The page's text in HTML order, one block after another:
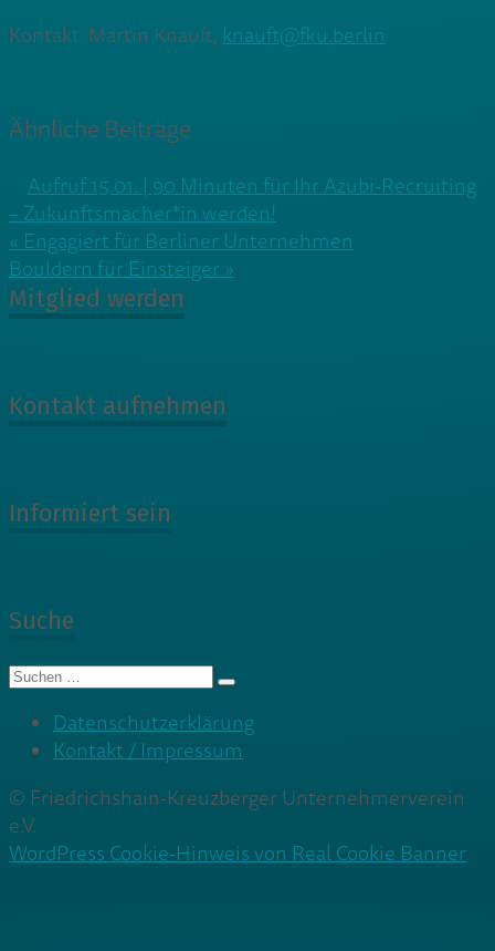
Kontakt: Martin Knauft, knauft@fku.berlin
Ähnliche Beiträge
Aufruf 15.01. | 90 Minuten für Ihr Azubi-Recruiting
– Zukunftsmacher*in werden!
Beitragsnavigation
« Engagiert für Berliner Unternehmen
Bouldern für Einsteiger »
Mitglied werden
Kontakt aufnehmen
Informiert sein
Suche
Suche
Datenschutzerklärung
Kontakt / Impressum
© Friedrichshain-Kreuzberger Unternehmerverein
e.V.
WordPress Cookie-Hinweis von Real Cookie Banner